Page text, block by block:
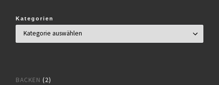
Kategorien
BACKEN (2)